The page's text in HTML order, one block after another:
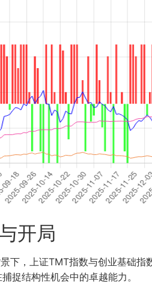
夏普767.2说明
开局
下，上证TMT指数与创业基础
捉结构性机会中的卓越能力。